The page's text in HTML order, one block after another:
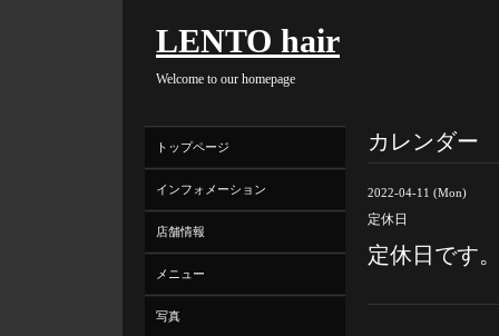
LENTO hair
Welcome to our homepage
カレンダー
2022-04-11 (Mon)
定休日
定休日です
トップページ
インフォメーション
店舗情報
メニュー
写真